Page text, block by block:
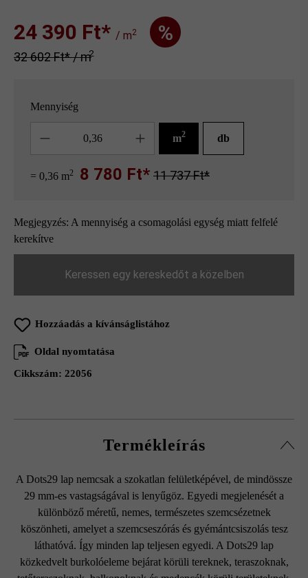
24 390 Ft‎‎‎* / m2 %
32 602 Ft‎‎‎* / m2
Mennyiség
m2 db
= 0,36 m2 8 780 Ft* 11 737 Ft*
Megjegyzés: A mennyiség a csomagolási egység miatt felfelé
kerekítve
Keressen egy kereskedőt a közelben
Hozzáadás a kívánságlistához
Oldal nyomtatása
Cikkszám: 22056
Termékleírás
A Dots29 lap nemcsak a szokatlan felületképével, de mindössze
29 mm-es vastagságával is lenyűgöz. Egyedi megjelenését a
különböző méretű, nemes, természetes szemcsézetnek
köszönheti, amelyet a szemcseszórás és gyémántcsiszolás tesz
láthatóvá. Így minden lap teljesen egyedi. A Dots29 lap
közkedvelt burkolóeleme bejárat körüli tereknek, teraszoknak,